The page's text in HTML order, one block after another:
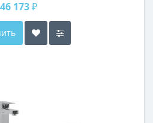
46 173 ₽